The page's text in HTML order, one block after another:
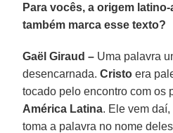
Para vocês, a origem
também marca esse texto?
Gaël Giraud – Uma palavra
desencarnada.Cristo era
tocado pelo encontro com os
América Latina. Ele vem
toma a palavra no nome